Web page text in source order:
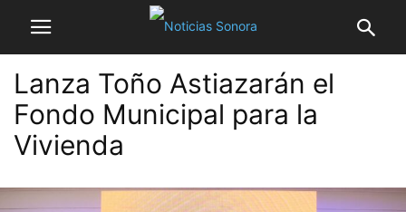
Lanza Toño Astiazarán el
Fondo Municipal para la
Vivienda